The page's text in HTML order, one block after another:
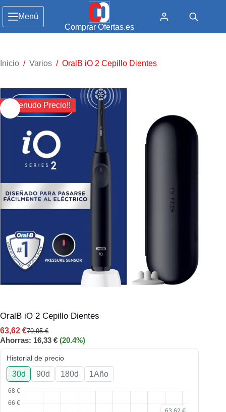
Menú
Comprar Ofertas.es
Inicio / Varios / OralB iO 2 Cepillo Dientes
¡¡ Menudo Precio!!
OralB iO 2 Cepillo Dientes
79,95€
63,62 €
Ahorras: 16,33 € (20.4%)
Historial de precio
30d 90d 180d 1Año